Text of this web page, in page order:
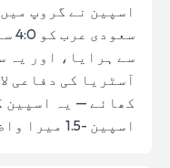
اسپین نے گروپ
سے ہرایا، اور یہ
کھائے — یہ اسپین
اسپین -1.5 میرا واضح انتخاب ہے۔